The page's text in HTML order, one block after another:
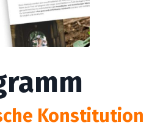
Konstitution